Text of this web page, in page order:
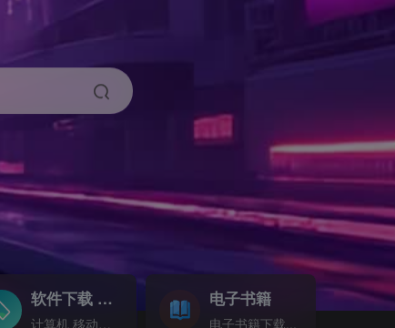
软件下载GO
计算机 移动设备 软件下载....
电子书籍
电子书籍下载...